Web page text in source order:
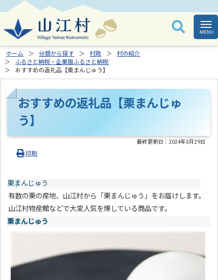
ホーム 分類から探す 村政
村の紹介
ふるさと納税・企業版ふるさと納税
おすすめの返礼品【栗まんじゅう】
おすすめの返礼品【栗まんじゅ
う】
最終更新日：2024年3月29日
印刷
栗まんじゅう
有数の栗の産地、山江村から「栗まんじゅう」をお届けします。
山江村物産館などで大変人気を博している商品です。
栗まんじゅう